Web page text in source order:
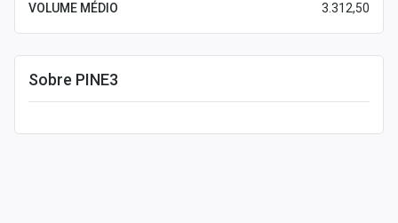
VOLUME MÉDIO 3.312,50
Sobre PINE3
Leia mais